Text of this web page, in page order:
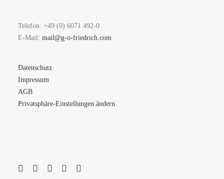
Telefon: +49 (0) 6071 492-0
E-Mail: mail@g-o-friedrich.com
Datenschutz
Impressum
AGB
Privatsphäre-Einstellungen ändern